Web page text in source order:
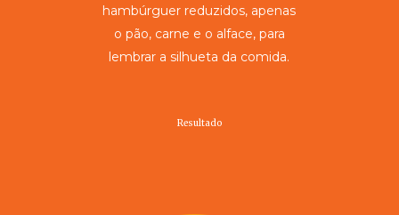
hambúrguer reduzidos, apenas
o pão, carne e o alface, para
lembrar a silhueta da comida.
Resultado